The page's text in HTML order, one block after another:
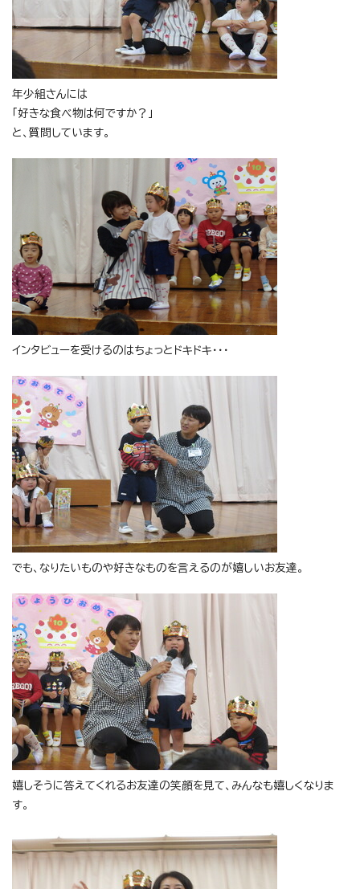
年少組さんには
「好きな食べ物は何ですか？」
と、質問しています。
インタビューを受けるのはちょっとドキドキ・・・
でも、なりたいものや好きなものを言えるのが嬉しいお友達。
嬉しそうに答えてくれるお友達の笑顔を見て、みんなも嬉しくなりま
す。